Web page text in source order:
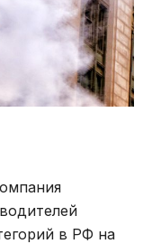
в РФ на